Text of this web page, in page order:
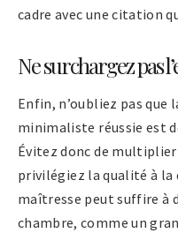
cadre avec une citation
Ne surchargez pas
Enfin, n’oubliez pas que
minimaliste réussie est
Évitez donc de
privilégiez la qualité à la
maîtresse peut suffire à
chambre, comme un